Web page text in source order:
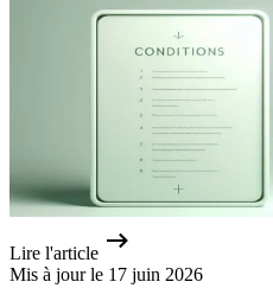
Lire l'article
Mis à jour le 17 juin 2026